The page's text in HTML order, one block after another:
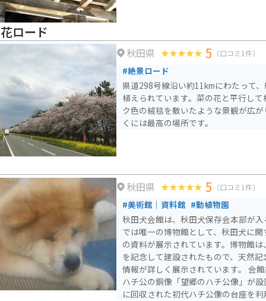
ロード
秋田県 5 （口コミ1件）
#絶景ロード
県道298号線沿い約11kmにわたって
植えられています。菜の花と平行し
ク色の絨毯を敷いたような景観が広
くには最高の場所です。
秋田県 5 （口コミ1件）
#美術館｜資料館 #動植物園
秋田犬会館は、秋田犬保存会本部が
では唯一の博物館として、秋田犬に
の資料が展示されています。博物館
を記念して建設されたもので、天然
情報が詳しく展示されています。 会館前には大館市出身の忠犬
ハチ公の銅像「望郷のハチ公像」が
に回収された初代ハチ公像の台座を